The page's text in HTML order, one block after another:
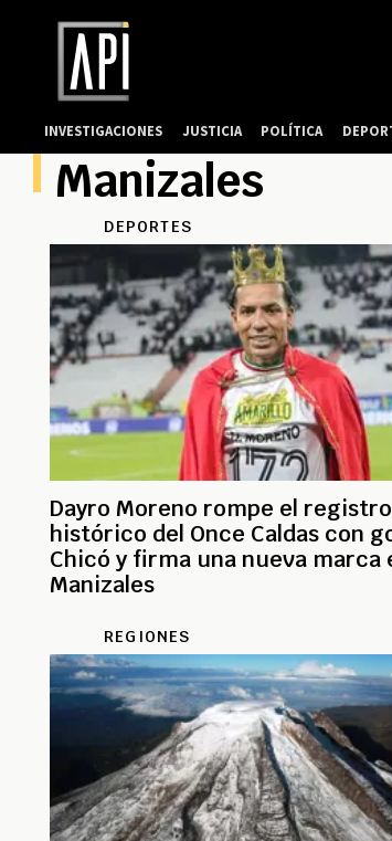
Manizales
DEPORTES
Dayro Moreno rompe el registro
histórico del Once Caldas con
Chicó y firma una nueva marca
Manizales
REGIONES
INVESTIGACIONES JUSTICIA POLÍTICA